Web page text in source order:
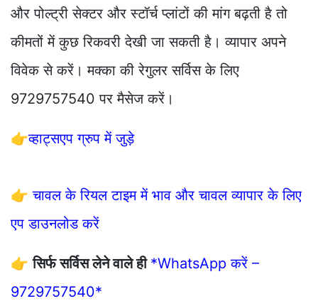
और पोल्ट्री सेक्टर और स्टॉर्च प्लांटों की मांग बढ़ती है तो
कीमतों में कुछ रिकवरी देखी जा सकती है। व्यापार अपने
विवेक से करें। मक्का की रेगुलर सर्विस के लिए
9729757540 पर मैसेज करें।
👉व्हाट्सएप ग्रुप में जुड़े
👉चावल के रियल टाइम में भाव और चावल व्यापार के लिए
एप डाउनलोड करें
👉सिर्फ सर्विस लेने वाले ही *WhatsApp करें –
9729757540*